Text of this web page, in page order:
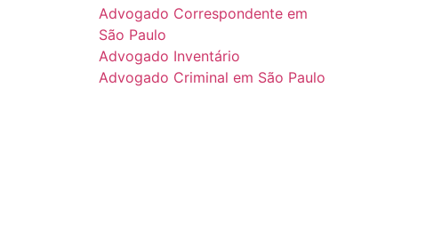
Advogado Correspondente em
São Paulo
Advogado Inventário
Advogado Criminal em São Paulo